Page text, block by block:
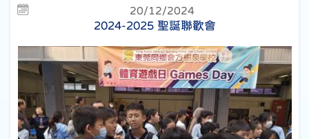
20/12/2024
2024-2025 聖誕聯歡會